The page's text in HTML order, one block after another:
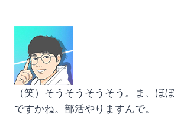
（笑）そうそうそうそう。ま、ほ
ですかね。部活やりますんで。